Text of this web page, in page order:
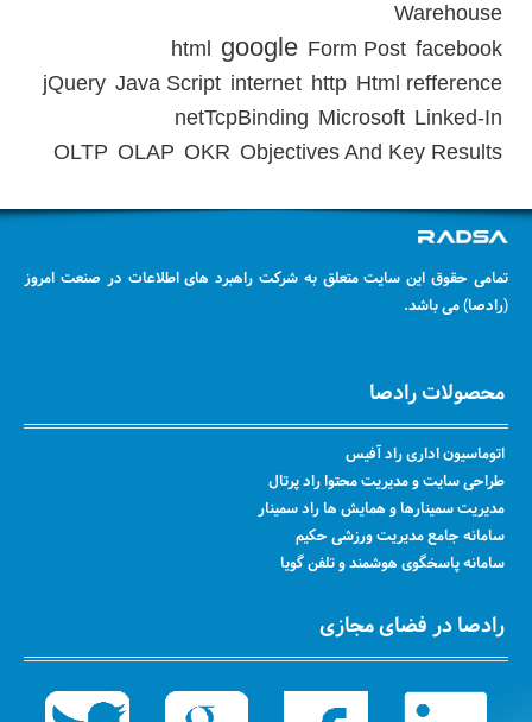
Warehouse
facebook
Form Post
google
html
Html refference
http
internet
Java Script
jQuery
Linked-In
Microsoft
netTcpBinding
Objectives And Key Results
OKR
OLAP
OLTP
تمامی حقوق این سایت متعلق به شرکت راهبرد های اطلاعات در صنعت امروز
(رادصا) می باشد.
محصولات رادصا
اتوماسیون اداری راد آفیس
طراحی سایت و مدیریت محتوا راد پرتال
مدیریت سمینارها و همایش ها راد سمینار
سامانه جامع مدیریت ورزشی حکیم
سامانه پاسخگوی هوشمند و تلفن گویا
رادصا در فضای مجازی